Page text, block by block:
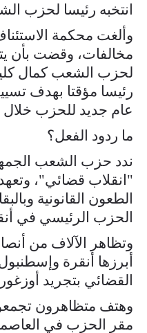
انتخبه رئيسا لحزب
وألغت محكمة
مخالفات، وقضت بأن
لحزب الشعب كمال
رئيسا مؤقتا بهدف
عام جديد للحزب خلال 40 يوما.
ما ردود الفعل؟
ندد حزب الشعب
"انقلاب قضائي"،
الطعون القانونية
الحزب الرئيسي في
وتظاهر الآلاف من
أبرزها أنقرة
القضائي بتجريد
وهتف متظاهرون
مقر الحزب في